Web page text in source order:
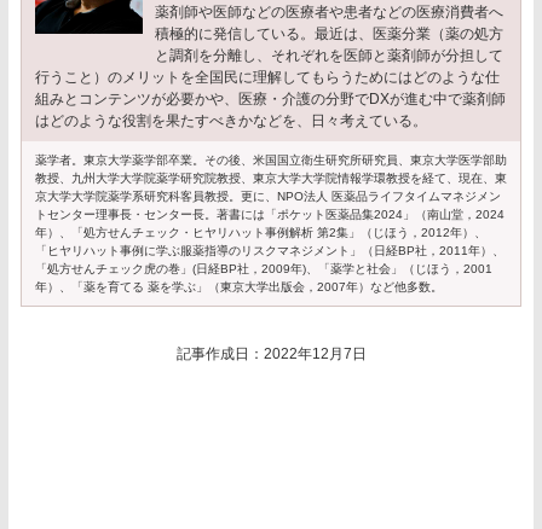
薬剤師や医師などの医療者や患者などの医療消費者へ
積極的に発信している。最近は、医薬分業（薬の処方
と調剤を分離し、それぞれを医師と薬剤師が分担して
行うこと）のメリットを全国民に理解してもらうためにはどのような仕
組みとコンテンツが必要かや、医療・介護の分野でDXが進む中で薬剤師
はどのような役割を果たすべきかなどを、日々考えている。
薬学者。東京大学薬学部卒業。その後、米国国立衛生研究所研究員、東京大学医学部助
教授、九州大学大学院薬学研究院教授、東京大学大学院情報学環教授を経て、現在、東
京大学大学院薬学系研究科客員教授。更に、NPO法人 医薬品ライフタイムマネジメン
トセンター理事長・センター長。著書には「ポケット医薬品集2024」（南山堂，2024
年）、「処方せんチェック・ヒヤリハット事例解析 第2集」（じほう，2012年）、
「ヒヤリハット事例に学ぶ服薬指導のリスクマネジメント」（日経BP社，2011年）、
「処方せんチェック虎の巻」(日経BP社，2009年)、「薬学と社会」（じほう，2001
年）、「薬を育てる 薬を学ぶ」（東京大学出版会，2007年）など他多数。
記事作成日：2022年12月7日